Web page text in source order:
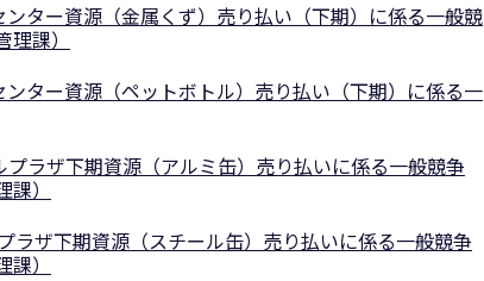
ンター資源（金属くず）売り払い（下期）に係る一般競
課）
ンター資源（ペットボトル）売り払い（下期）に係る一
プラザ下期資源（アルミ缶）売り払いに係る一般競争
）
ラザ下期資源（スチール缶）売り払いに係る一般競争
）